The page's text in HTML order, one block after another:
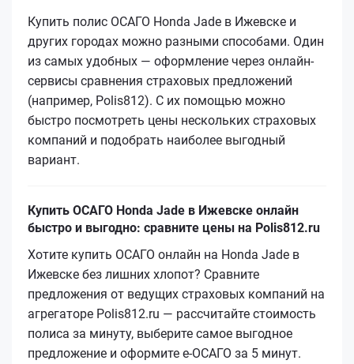
Купить полис ОСАГО Honda Jade в Ижевске и
других городах можно разными способами. Один
из самых удобных — оформление через онлайн-
сервисы сравнения страховых предложений
(например, Polis812). С их помощью можно
быстро посмотреть цены нескольких страховых
компаний и подобрать наиболее выгодный
вариант.
Купить ОСАГО Honda Jade в Ижевске онлайн
быстро и выгодно: сравните цены на Polis812.ru
Хотите купить ОСАГО онлайн на Honda Jade в
Ижевске без лишних хлопот? Сравните
предложения от ведущих страховых компаний на
агрегаторе Polis812.ru — рассчитайте стоимость
полиса за минуту, выберите самое выгодное
предложение и оформите е‑ОСАГО за 5 минут.